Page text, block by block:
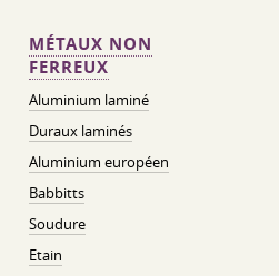
MÉTAUX NON
FERREUX
Aluminium laminé
Duraux laminés
Aluminium européen
Babbitts
Soudure
Etain